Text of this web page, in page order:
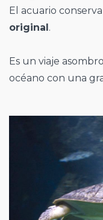
El acuario
original.
Es un viaje
océano con una